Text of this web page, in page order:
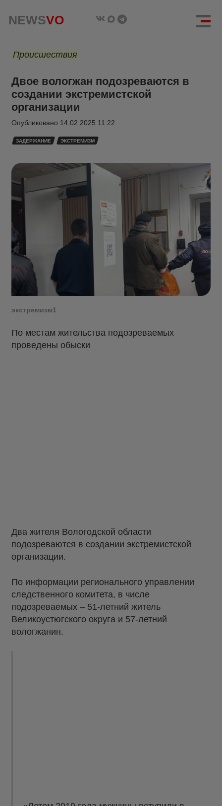
NEWSVO
Происшествия
Двое вологжан подозреваются в
создании экстремистской
организации
Опубликовано 14.02.2025 11:22
ЗАДЕРЖАНИЕ ЭКСТРЕМИЗМ
экстремизм1
По местам жительства подозреваемых
проведены обыски
Два жителя Вологодской области
подозреваются в создании экстремистской
организации.
По информации регионального управлении
следственного комитета, в числе
подозреваемых – 51-летний житель
Великоустюгского округа и 57-летний
вологжанин.